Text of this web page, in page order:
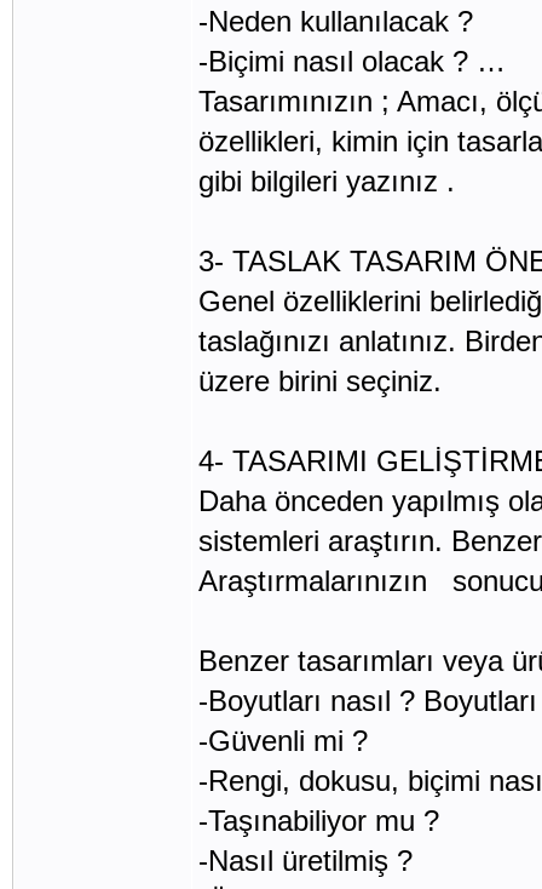
-Neden kullanılacak ?
-Biçimi nasıl olacak ? …
Tasarımınızın ; Amacı,
özellikleri, kimin için
gibi bilgileri yazınız .
3- TASLAK TASARIM
Genel özelliklerini
taslağınızı anlatınız.
üzere birini seçiniz.
4- TASARIMI
Daha önceden yapılmış
sistemleri araştırın.
Araştırmalarınızın
Benzer tasarımları veya
-Boyutları nasıl ?
-Güvenli mi ?
-Rengi, dokusu, biçimi
-Taşınabiliyor mu ?
-Nasıl üretilmiş ?